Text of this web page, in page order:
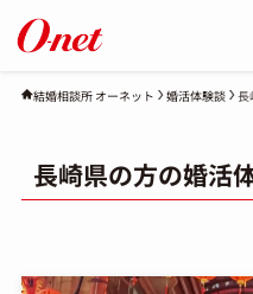
結婚相談所 オーネット 婚活体験談 長
長崎県の方の婚活